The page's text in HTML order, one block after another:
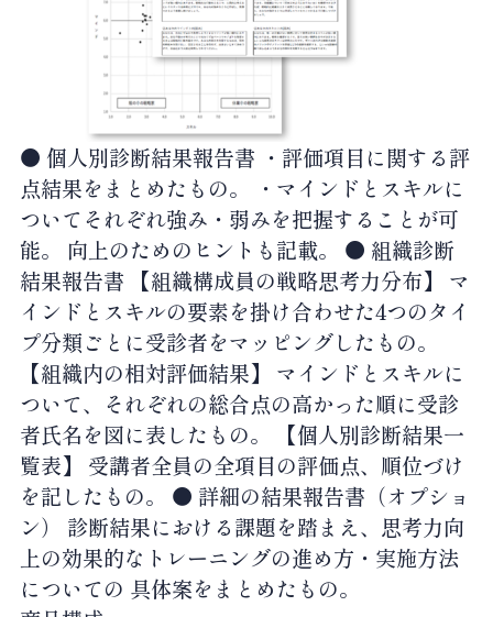
● 個人別診断結果報告書 ・評価項目に関する評
点結果をまとめたもの。 ・マインドとスキルに
ついてそれぞれ強み・弱みを把握することが可
能。 向上のためのヒントも記載。 ● 組織診断
結果報告書 【組織構成員の戦略思考力分布】 マ
インドとスキルの要素を掛け合わせた4つのタイ
プ分類ごとに受診者をマッピングしたもの。
【組織内の相対評価結果】 マインドとスキルに
ついて、それぞれの総合点の高かった順に受診
者氏名を図に表したもの。 【個人別診断結果一
覧表】 受講者全員の全項目の評価点、順位づけ
を記したもの。 ● 詳細の結果報告書（オプショ
ン）
診断結果における課題を踏まえ、思考力向
上の効果的なトレーニングの進め方・実施方法
についての 具体案をまとめたもの。